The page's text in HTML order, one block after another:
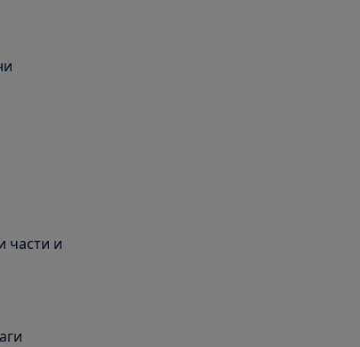
части и